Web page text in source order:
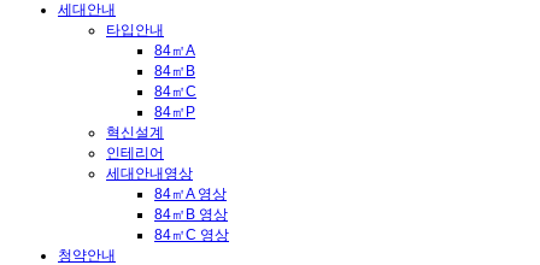
세대안내
타입안내
84㎡A
84㎡B
84㎡C
84㎡P
혁신설계
인테리어
세대안내영상
84㎡A 영상
84㎡B 영상
84㎡C 영상
청약안내